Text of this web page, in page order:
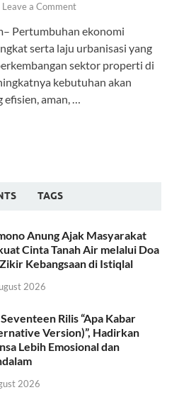
Leave a Comment
Pertumbuhan ekonomi
serta laju urbanisasi yang
sektor properti di
kebutuhan akan
efisien, aman, …
TAGS
Anung Ajak Masyarakat
Cinta Tanah Air melalui Doa
Kebangsaan di Istiqlal
2026
Rilis “Apa Kabar
Version)”, Hadirkan
Lebih Emosional dan
2026